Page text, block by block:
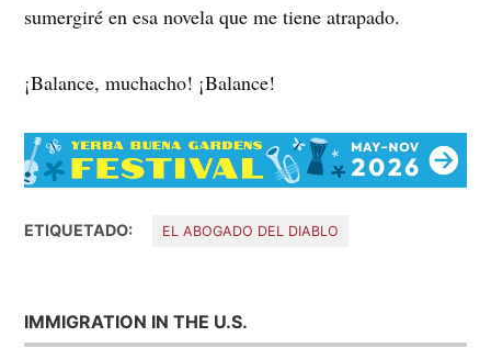
sumergiré en esa novela que me tiene atrapado.
¡Balance, muchacho! ¡Balance!
ETIQUETADO: EL ABOGADO DEL DIABLO
IMMIGRATION IN THE U.S.